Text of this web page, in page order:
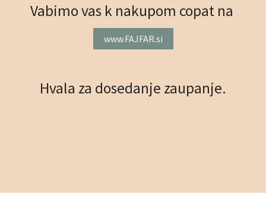
Vabimo vas k nakupom copat na
www.FAJFAR.si
Hvala za dosedanje zaupanje.